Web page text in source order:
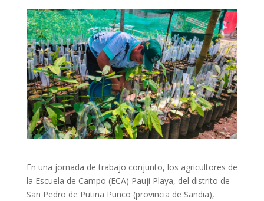
En una jornada de trabajo conjunto, los agricultores de
la Escuela de Campo (ECA) Pauji Playa, del distrito de
San Pedro de Putina Punco (provincia de Sandia),